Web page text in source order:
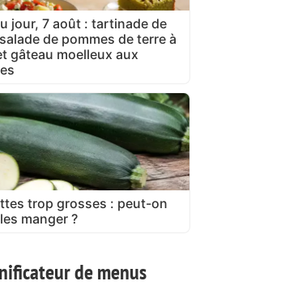
jour, 7 août : tartinade de
de pommes de terre à
gâteau moelleux aux
trop grosses : peut-on
manger ?
de menus